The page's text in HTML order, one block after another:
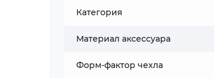
Категория
Материал аксессуара
Форм-фактор чехла